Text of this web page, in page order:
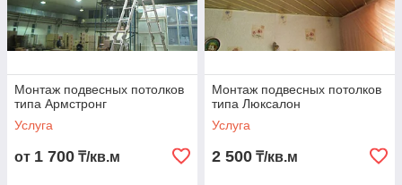
Монтаж подвесных потолков
типа Армстронг
Услуга
от 1 700 ₸/кв.м
Монтаж подвесных потолков
типа Люксалон
Услуга
2 500 ₸/кв.м